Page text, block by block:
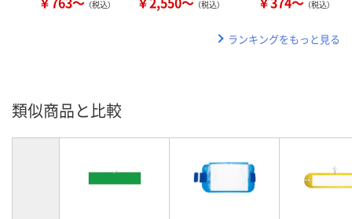
（税込） （税込） （税込）
ランキングをもっと見る
類似商品と比較